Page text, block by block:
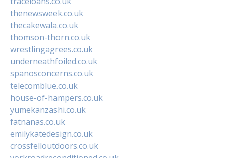
thenewsweek.co.uk
thecakewala.co.uk
thomson-thorn.co.uk
wrestlingagrees.co.uk
underneathfoiled.co.uk
spanosconcerns.co.uk
telecomblue.co.uk
house-of-hampers.co.uk
yumekanzashi.co.uk
fatnanas.co.uk
emilykatedesign.co.uk
crossfelloutdoors.co.uk